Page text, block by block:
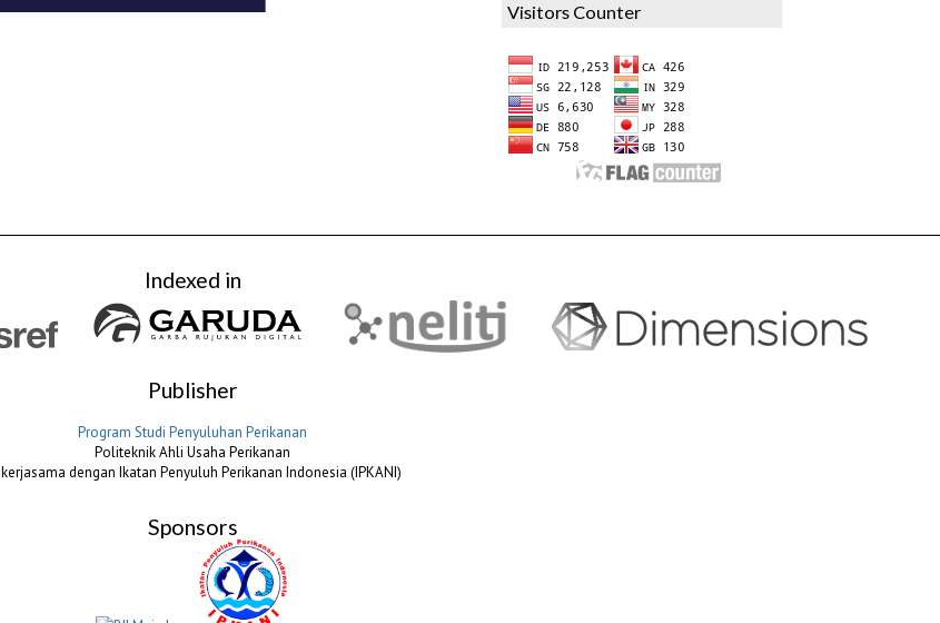
Visitors Counter
Indexed in
Publisher
Program Studi Penyuluhan Perikanan
Politeknik Ahli Usaha Perikanan
dengan Ikatan Penyuluh Perikanan Indonesia (IPKANI)
Sponsors